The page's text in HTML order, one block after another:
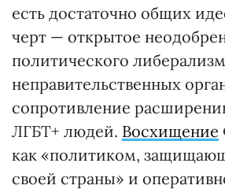
есть достаточно общих
черт — открытое
политического
неправительственных
сопротивление
ЛГБТ+ людей. Восхищение
как «политиком,
своей страны» и